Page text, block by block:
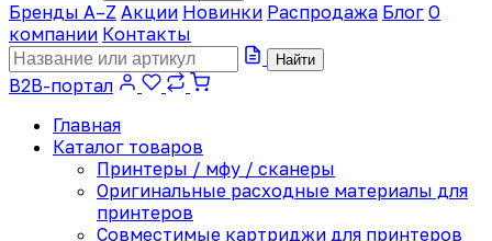
Бренды A–Z Акции Новинки Распродажа Блог О
компании Контакты
Найти
B2B-портал
Главная
Каталог товаров
Принтеры / мфу / сканеры
Оригинальные расходные материалы для
принтеров
Совместимые картриджи для принтеров